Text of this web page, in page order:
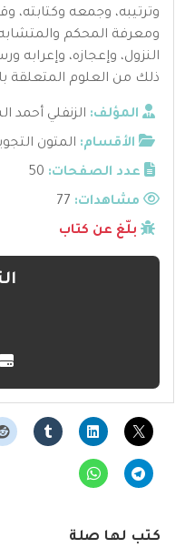
وترتيبه، وجمعه وكتابته،
ومعرفة المحكم
النزول، وإعجازه، وإعرابه
ذلك من العلوم المتعلقة
المؤلف: الزنفلي أحمد
الأقسام: المتون
عدد الصفحات: 50
مشاهدات:
بلّغ عن كتاب
كتب لها صلة